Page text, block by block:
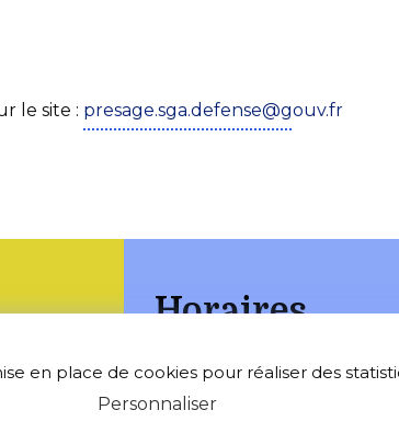
le site : presage.sga.defense@gouv.fr
Horaires
Lundi : 17h00-19h00
Jeudi : 10h00-12h00
en place de cookies pour réaliser des
Personnaliser